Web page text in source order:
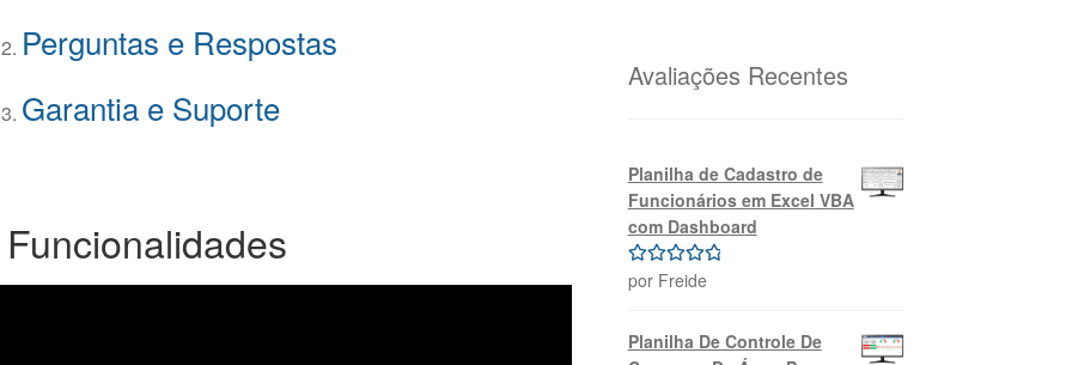
Perguntas e Respostas
Garantia e Suporte
R$69,99.R$39,99.
Avaliações Recentes
Planilha de Cadastro de
Funcionários em Excel VBA
com Dashboard
Avaliação5
por Freide
Planilha De Controle De